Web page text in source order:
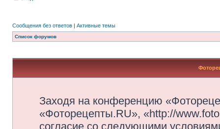
Сообщения без ответов | Активные темы
Список форумов
Заходя на конференцию
«Фоторецепты.RU», «http://
согласие со следующими